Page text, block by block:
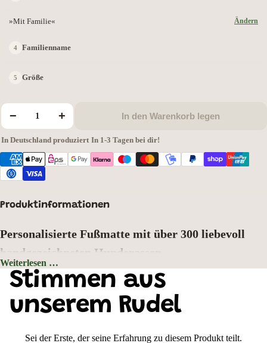
»Mit Familie« Ändern
Familienname
Größe
− + In den Warenkorb legen
In Deutschland produziert In 1-3 Tagen bei dir!
Produktinformationen
Personalisierte Fußmatte mit über 300 liebevoll
handgezeichneten Hunderassen
Zeigen Sie schon an der Haustür, wer hier zu Hause ist. Wählen Sie aus
300 liebevoll handgezeichneten HunderassenIhr Lieblingsmotiv und
gestalten Sie Ihre ganz persönliche Fußmatte mit Wunschtext oder
Hundenamen. Jedes Motiv wurde mit viel Liebe zum Detail gezeichnet und
Weiterlesen …
Hintergrundfarbe: Grau
Stimmen aus
unserem Rudel
Sei der Erste, der seine Erfahrung zu diesem Produkt teilt.